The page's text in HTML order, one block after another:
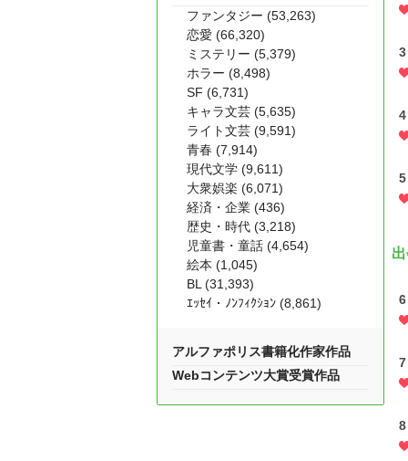
3
4
5
6
7
8
ファンタジー (53,263)
恋愛 (66,320)
ミステリー (5,379)
ホラー (8,498)
SF (6,731)
キャラ文芸 (5,635)
ライト文芸 (9,591)
青春 (7,914)
現代文学 (9,611)
大衆娯楽 (6,071)
経済・企業 (436)
歴史・時代 (3,218)
児童書・童話 (4,654)
絵本 (1,045)
BL (31,393)
ｴｯｾｲ・ﾉﾝﾌｨｸｼｮﾝ (8,861)
アルファポリス書籍化作家作品
Webコンテンツ大賞受賞作品